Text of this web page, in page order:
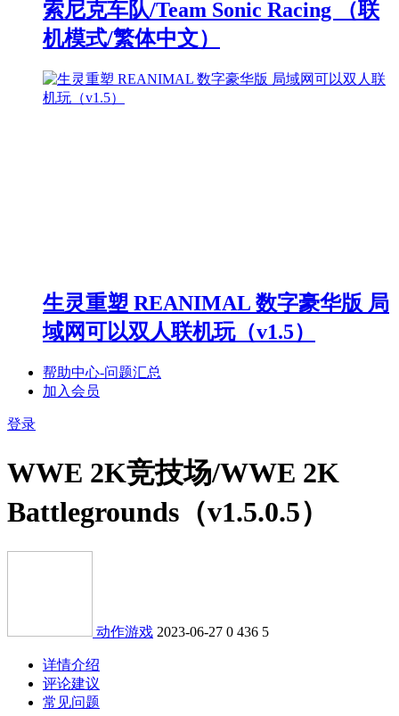
索尼克车队/Team Sonic Racing （联
机模式/繁体中文）
生灵重塑 REANIMAL 数字豪华版 局
域网可以双人联机玩（v1.5）
帮助中心-问题汇总
加入会员
登录
WWE 2K竞技场/WWE 2K
Battlegrounds（v1.5.0.5）
动作游戏 2023-06-27 0 436 5
详情介绍
评论建议
常见问题